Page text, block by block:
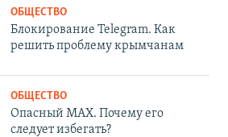
ОБЩЕСТВО
Блокирование Telegram. Как
решить проблему крымчанам
ОБЩЕСТВО
Опасный MAX. Почему его
следует избегать?